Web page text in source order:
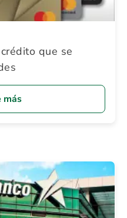
que se
más